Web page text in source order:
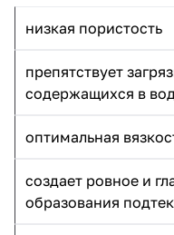
низкая пористость
препятствует
содержащихся в
оптимальная
создает ровное и
образования